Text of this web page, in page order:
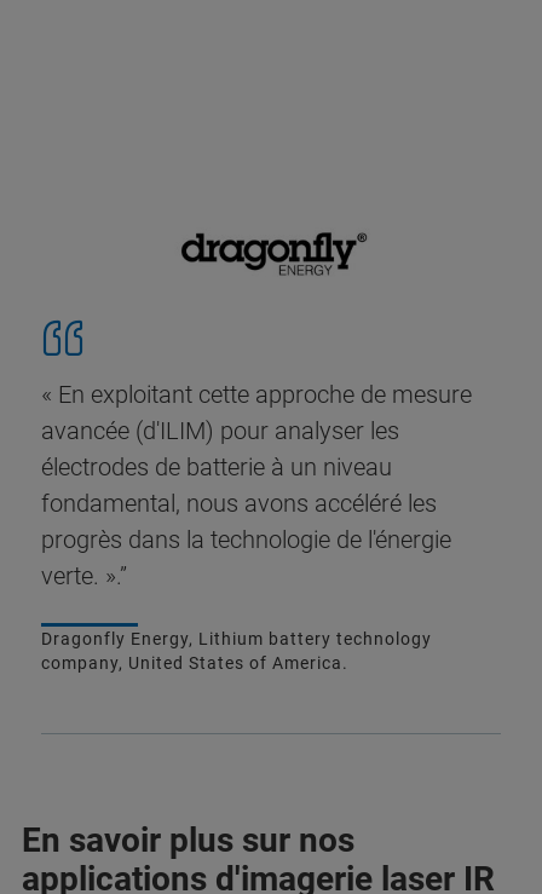
« En exploitant cette approche de mesure
avancée (d'ILIM) pour analyser les
électrodes de batterie à un niveau
fondamental, nous avons accéléré les
progrès dans la technologie de l'énergie
verte. ».”
Dragonfly Energy, Lithium battery technology
company, United States of America.
En savoir plus sur nos
applications d'imagerie laser IR